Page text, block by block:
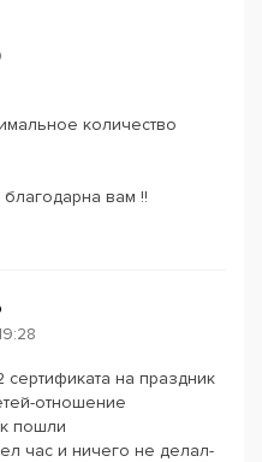
количество
вам !!
на праздник
отношение
пошли
час и ничего не делал-